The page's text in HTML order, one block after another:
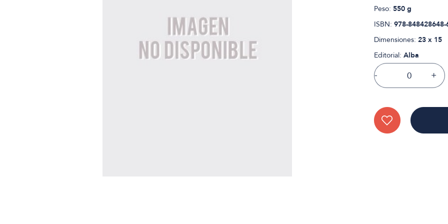
Peso: 550 g
ISBN: 978-848428648-
Dimensiones: 23 x 15
Editorial: Alba
- +